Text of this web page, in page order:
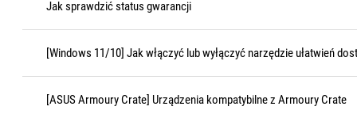
Jak sprawdzić status gwarancji
[Windows 11/10] Jak włączyć lub wyłączyć narzędzie ułatwień
[ASUS Armoury Crate] Urządzenia kompatybilne z Armoury Crate